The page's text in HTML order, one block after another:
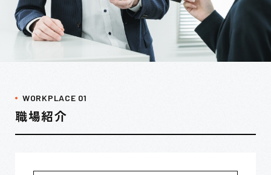
WORKPLACE 01
職場紹介